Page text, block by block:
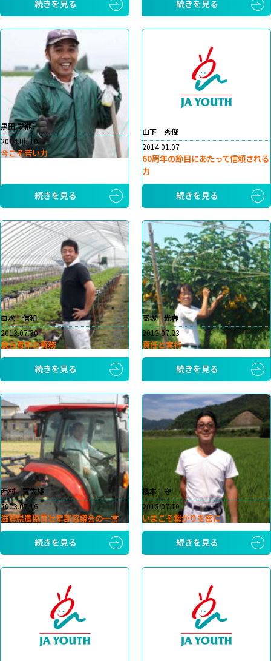
続きを見る
続きを見る
黒田 栄継
2014.06.10
今こそ若い力
続きを見る
山下 秀俊
2014.01.07
60周年の節目にあたって信頼される
力
続きを見る
白水 信和
2013.07.30
我ら青年の責務
続きを見る
高塚 光春
2013.07.23
責任と実行
続きを見る
西村 富佐雄
2013.07.16
滋賀県農協青壮年部協議会の一言
続きを見る
橋本 守
2013.07.10
いまこそ繋がりを密に
続きを見る